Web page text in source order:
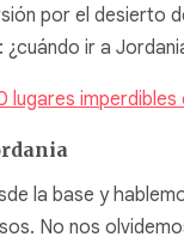
por el desierto
¿cuándo ir a
lugares imperdibles
la base y
No nos